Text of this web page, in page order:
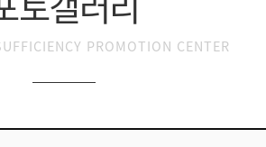
PROMOTION CENTER